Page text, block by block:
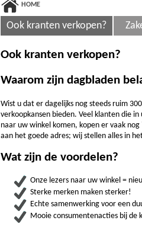
HOME
Ook kranten verkopen?
Ook kranten verkopen?
Waarom zijn dagbladen
Wist u dat er dagelijks nog steeds ruim
verkoopkansen bieden. Veel klanten die
naar uw winkel komen, kopen er vaak
aan het goede adres; wij stellen alles in
Wat zijn de voordelen?
Onze lezers naar uw winkel =
Sterke merken maken sterker!
Echte samenwerking voor een
Mooie consumentenacties bij de